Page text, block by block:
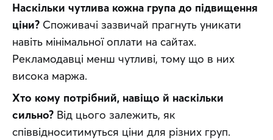
Наскільки чутлива кожна група до підвищення
ціни? Споживачі зазвичай прагнуть уникати
навіть мінімальної оплати на сайтах.
Рекламодавці менш чутливі, тому що в них
висока маржа.
Хто кому потрібний, навіщо й наскільки
сильно? Від цього залежить, як
співвідноситимуться ціни для різних груп.